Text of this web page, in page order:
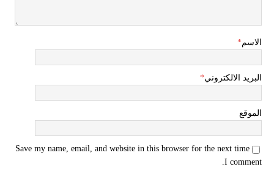
الاسم*
البريد الالكتروني*
الموقع
Save my name, email, and website in this browser for the next time
I comment.